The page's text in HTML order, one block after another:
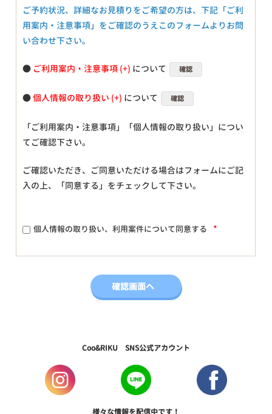
ご予約状況、詳細なお見積りをご希望の方は、下記「ご利
用案内・注意事項」をご確認のうえこのフォームよりお問
い合わせ下さい。
● ご利用案内・注意事項 について 確認
●個人情報の取り扱い について 確認
「ご利用案内・注意事項」「個人情報の取り扱い」につい
てご確認下さい。
ご確認いただき、ご同意いただける場合はフォームにご記
入の上、「同意する」をチェックして下さい。
個人情報の取り扱い、利用案件について同意する *
Coo&RIKU SNS公式アカウント
様々な情報を配信中です！